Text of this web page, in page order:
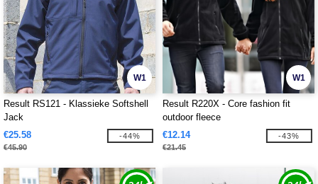
W1
Result RS121 - Klassieke Softshell
Jack
€25.58
€45.90
-44%
W1
Result R220X - Core fashion fit
outdoor fleece
€12.14
€21.45
-43%